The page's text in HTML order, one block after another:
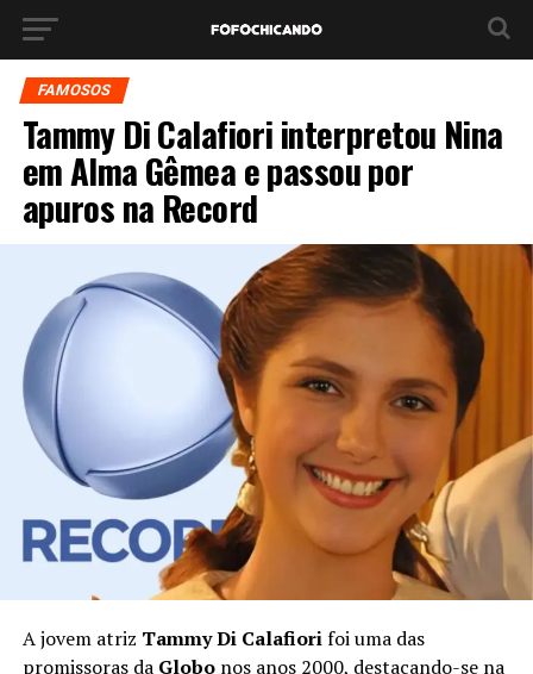
FAMOSOS
Tammy Di Calafiori interpretou Nina
em Alma Gêmea e passou por
apuros na Record
A jovem atriz Tammy Di Calafiorifoi uma das
promissoras da Globo nos anos 2000, destacando-se na